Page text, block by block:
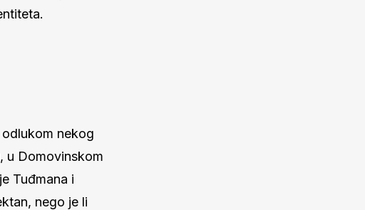
nekog
u Domovinskom
Tuđmana i
nego je li